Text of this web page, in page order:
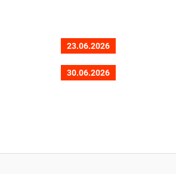
23.06.2026
30.06.2026